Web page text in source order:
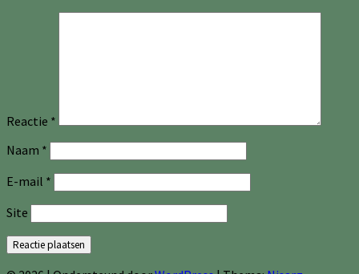
Reactie *
Naam *
E-mail *
Site